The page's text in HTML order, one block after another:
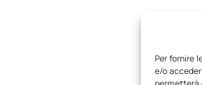
Per fornire
e/o